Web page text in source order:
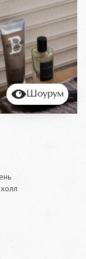
Шоурум